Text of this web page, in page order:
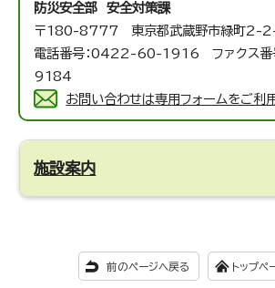
防災安全部 安全対策課
〒180-8777 東京都武蔵野市緑町2-
電話番号：0422-60-1916 ファクス
9184
お問い合わせは専用フォームをご利
施設案内
前のページへ戻る トップペ